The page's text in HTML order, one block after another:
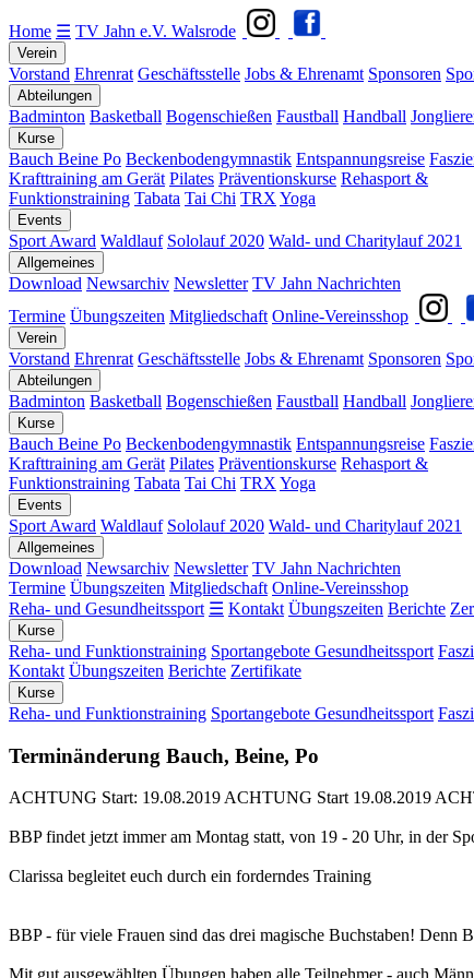
Home ☰ TV Jahn e.V. Walsrode
Verein
Vorstand Ehrenrat Geschäftsstelle Jobs & Ehrenamt Sponsoren
Abteilungen
Badminton Basketball Bogenschießen Faustball Handball
Kurse
Bauch Beine Po Beckenbodengymnastik Entspannungsreise
Krafttraining am Gerät Pilates Präventionskurse Rehasport &
Funktionstraining Tabata Tai Chi TRX Yoga
Events
Sport Award Waldlauf Sololauf 2020 Wald- und Charitylauf 2021
Allgemeines
Download Newsarchiv Newsletter TV Jahn Nachrichten
Termine Übungszeiten Mitgliedschaft Online-Vereinsshop
Verein
Vorstand Ehrenrat Geschäftsstelle Jobs & Ehrenamt Sponsoren
Abteilungen
Badminton Basketball Bogenschießen Faustball Handball
Kurse
Bauch Beine Po Beckenbodengymnastik Entspannungsreise
Krafttraining am Gerät Pilates Präventionskurse Rehasport &
Funktionstraining Tabata Tai Chi TRX Yoga
Events
Sport Award Waldlauf Sololauf 2020 Wald- und Charitylauf 2021
Allgemeines
Download Newsarchiv Newsletter TV Jahn Nachrichten
Termine Übungszeiten Mitgliedschaft Online-Vereinsshop
Reha- und Gesundheitssport ☰ Kontakt Übungszeiten Berichte
Kurse
Reha- und Funktionstraining Sportangebote Gesundheitssport
Kontakt Übungszeiten Berichte Zertifikate
Kurse
Reha- und Funktionstraining Sportangebote Gesundheitssport
Terminänderung Bauch, Beine, Po
ACHTUNG Start: 19.08.2019 ACHTUNG Start 19.08.2019
BBP findet jetzt immer am Montag statt, von 19 - 20 Uhr, in der
Clarissa begleitet euch durch ein forderndes Training
BBP - für viele Frauen sind das drei magische Buchstaben! Denn